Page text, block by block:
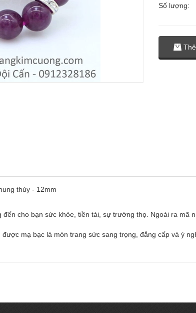
Số lượng:
thủy - 12mm
cho bạn sức khỏe, tiền tài, sự trường thọ. Ngoài ra mã
mạ bạc là món trang sức sang trọng, đẳng cấp và ý